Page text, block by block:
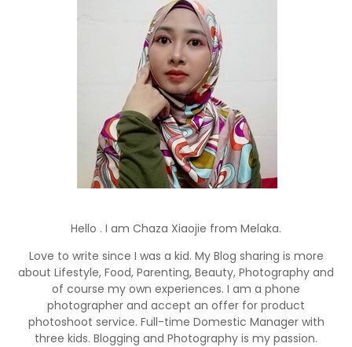
Hello . I am Chaza Xiaojie from Melaka.
Love to write since I was a kid. My Blog sharing is more
about Lifestyle, Food, Parenting, Beauty, Photography and
of course my own experiences. I am a phone
photographer and accept an offer for product
photoshoot service. Full-time Domestic Manager with
three kids. Blogging and Photography is my passion.